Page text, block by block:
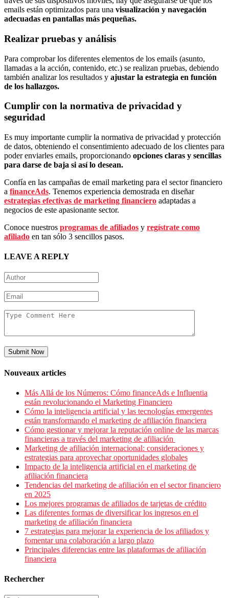
emails están optimizados para una visualización y navegación
adecuadas en pantallas más pequeñas.
Realizar pruebas y análisis
Para comprobar los diferentes elementos de los emails (asunto,
llamadas a la acción, contenido, etc.) se realizan pruebas, debiendo
también analizar los resultados y ajustar la estrategia en función
de los hallazgos.
Cumplir con la normativa de privacidad y
seguridad
Es muy importante cumplir la normativa de privacidad y protección
de datos, obteniendo el consentimiento adecuado de los clientes para
poder enviarles emails, proporcionando opciones claras y sencillas
para darse de baja si así lo desean.
Confía en las campañas de email marketing para el sector financiero
a financeAds. Tenemos experiencia demostrada en diseñar
estrategias efectivas de marketing financiero adaptadas a
negocios de este apasionante sector.
Conoce nuestros programas de afiliados y regístrate como
afiliado en tan sólo 3 sencillos pasos.
LEAVE A REPLY
Submit Now
Nouveaux articles
Más Allá de los Números: Cómo financeAds e Influentia
están revolucionando el Marketing Financiero
Cómo la inteligencia artificial y las tecnologías emergentes
están transformando el marketing de afiliación financiera
Cómo gestionar y mejorar la reputación online de las marcas
financieras a través del marketing de afiliación
Marketing de afiliación internacional: consideraciones y
estrategias para aprovechar oportunidades globales
Impacto de la inteligencia artificial en el marketing de
afiliación financiera
Tendencias del marketing de afiliación en el sector financiero
en 2025
Los mejores programas de afiliados de tarjetas de crédito
Las diferentes formas de diversificar los ingresos en el
marketing de afiliación financiera
7 estrategias para mejorar la experiencia de los afiliados y
fomentar una colaboración a largo plazo
Principales diferencias entre las plataformas de afiliación
financiera
Rechercher